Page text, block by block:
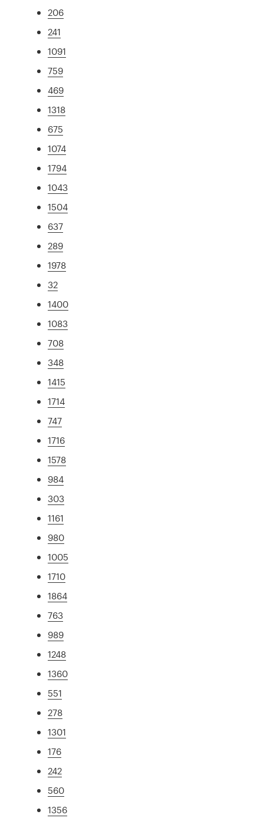
206
241
1091
759
469
1318
675
1074
1794
1043
1504
637
289
1978
32
1400
1083
708
348
1415
1714
747
1716
1578
984
303
1161
980
1005
1710
1864
763
989
1248
1360
551
278
1301
176
242
560
1356